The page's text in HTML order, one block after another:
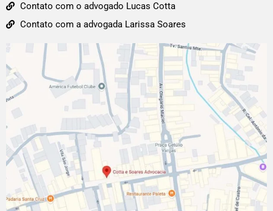
Contato com o advogado Lucas Cotta
Contato com a advogada Larissa Soares